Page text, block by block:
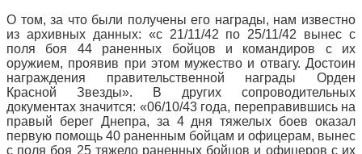
О том, за что были получены его награды, нам известно
из архивных данных: «с 21/11/42 по 25/11/42 вынес с
поля боя 44 раненных бойцов и командиров с их
оружием, проявив при этом мужество и отвагу. Достоин
награждения правительственной награды Орден
Красной Звезды». В других сопроводительных
документах значится: «06/10/43 года, переправившись на
правый берег Днепра, за 4 дня тяжелых боев оказал
первую помощь 40 раненным бойцам и офицерам, вынес
с поля боя 25 тяжело раненных бойцов и офицеров с их